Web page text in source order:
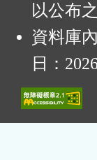
以公布
資料庫
日：